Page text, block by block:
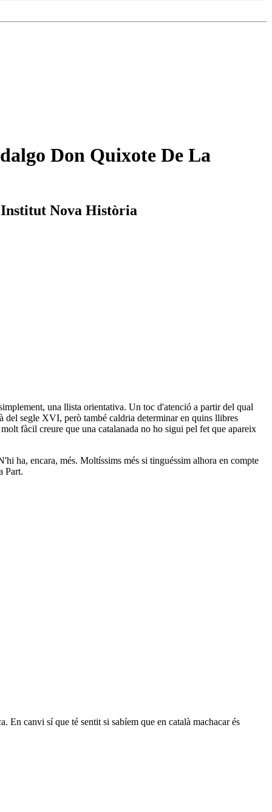
Don Quixote De La
Nova Història
una llista orientativa. Un toc d'atenció a partir del qual
del segle XVI, però també caldria determinar en quins llibres
fàcil creure que una catalanada no ho sigui pel fet que apareix
ha, encara, més. Moltíssims més si tinguéssim alhora en compte
Part.
canvi sí que té sentit si sabíem que en català machacar és